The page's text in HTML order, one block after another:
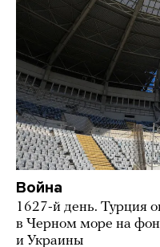
Война
1627-й день. Турция
в Черном море на
и Украины